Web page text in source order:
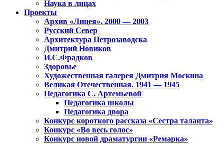
Наука в лицах
Проекты
Архив «Лицея». 2000 — 2003
Русский Север
Архитектура Петрозаводска
Дмитрий Новиков
И.С.Фрадков
Здоровье
Художественная галерея Дмитрия Москина
Великая Отечественная. 1941 — 1945
Педагогика С. Артемьевой
Педагогика школы
Педагогика двора
Конкурс короткого рассказа «Сестра таланта»
Конкурс «Во весь голос»
Конкурс новой драматургии «Ремарка»